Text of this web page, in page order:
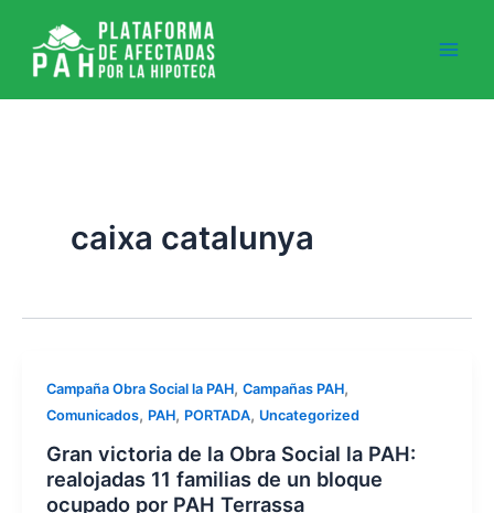
contenido
caixa catalunya
Campaña Obra Social la PAH, Campañas PAH,
Comunicados, PAH, PORTADA, Uncategorized
Gran victoria de la Obra Social la PAH:
realojadas 11 familias de un bloque
ocupado por PAH Terrassa